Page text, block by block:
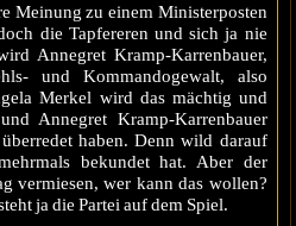
Meinung zu einem Ministerposten
die Tapfereren und sich ja nie
Annegret Kramp-Karrenbauer,
und Kommandogewalt, also
Merkel wird das mächtig und
Annegret Kramp-Karrenbauer
haben. Denn wild darauf
bekundet hat. Aber der
vermiesen, wer kann das wollen?
ja die Partei auf dem Spiel.